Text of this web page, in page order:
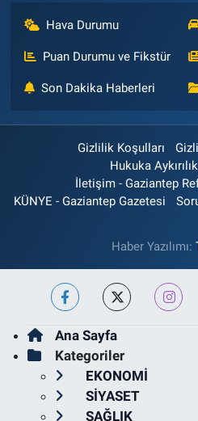
Hava Durumu
Puan Durumu ve Fikstür
Son Dakika Haberleri
Gizlilik Koşulları
Hukuka
İletişim - Gaziantep
KÜNYE - Gaziantep Gazetesi
Haber Yazılımı:
Ana Sayfa
Kategoriler
EKONOMİ
SİYASET
SAĞLIK